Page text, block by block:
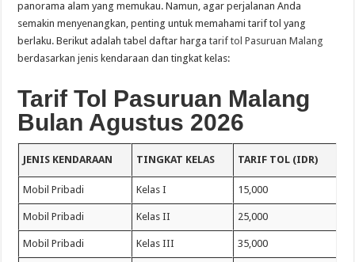
panorama alam yang memukau. Namun, agar perjalanan Anda
semakin menyenangkan, penting untuk memahami tarif tol yang
berlaku. Berikut adalah tabel daftar hargatarif tol Pasuruan Malang
berdasarkan jenis kendaraan dan tingkat kelas:
Tarif Tol Pasuruan Malang
Bulan Agustus 2026
JENIS KENDARAAN TINGKAT KELAS TARIF TOL (IDR)
Mobil Pribadi Kelas I 15,000
Mobil Pribadi Kelas II 25,000
Mobil Pribadi Kelas III 35,000